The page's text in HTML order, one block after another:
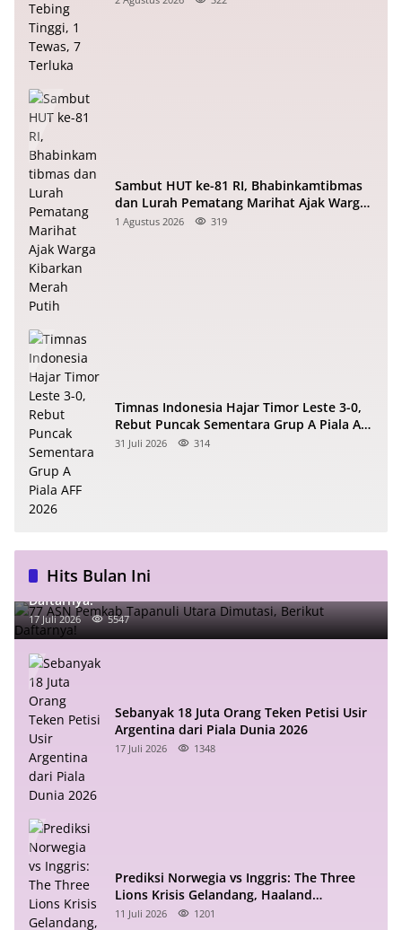
Sambut HUT ke-81 RI, Bhabinkamtibmas
dan Lurah Pematang Marihat Ajak Warga
Kibarkan Merah Putih
1 Agustus 2026 319
Timnas Indonesia Hajar Timor Leste 3-0,
Rebut Puncak Sementara Grup A Piala AFF
2026
31 Juli 2026 314
Hits Bulan Ini
77 ASN Pemkab Tapanuli Utara Dimutasi, Berikut
Daftarnya!
17 Juli 2026 5547
Sebanyak 18 Juta Orang Teken Petisi Usir
Argentina dari Piala Dunia 2026
17 Juli 2026 1348
Prediksi Norwegia vs Inggris: The Three
Lions Krisis Gelandang, Haaland
Mengintai
11 Juli 2026 1201